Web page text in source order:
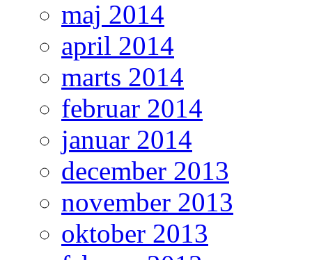
maj 2014
april 2014
marts 2014
februar 2014
januar 2014
december 2013
november 2013
oktober 2013